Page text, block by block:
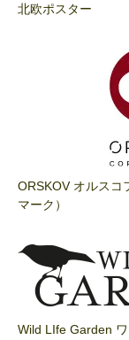
北欧ポスター
ORSKOV オルスコ
マーク）
Wild LIfe Garden